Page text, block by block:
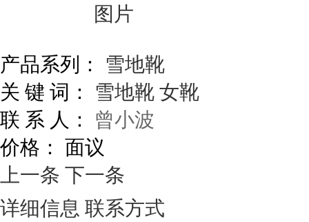
产品系列：
雪地靴
关 键 词：
雪地靴 女靴
联 系 人：
曾小波
价格： 面议
上一条 下一条
详细信息 联系方式